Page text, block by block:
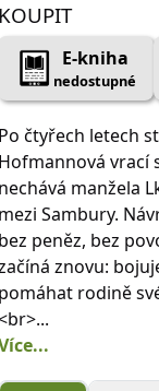
KOUPIT
E-kniha
nedostupné
Po čtyřech letech
Hofmannová vrací
nechává manžela
mezi Sambury.
bez peněz, bez
znovu:
pomáhat rodině